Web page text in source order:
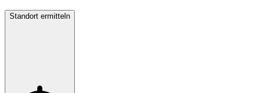
Standort ermitteln